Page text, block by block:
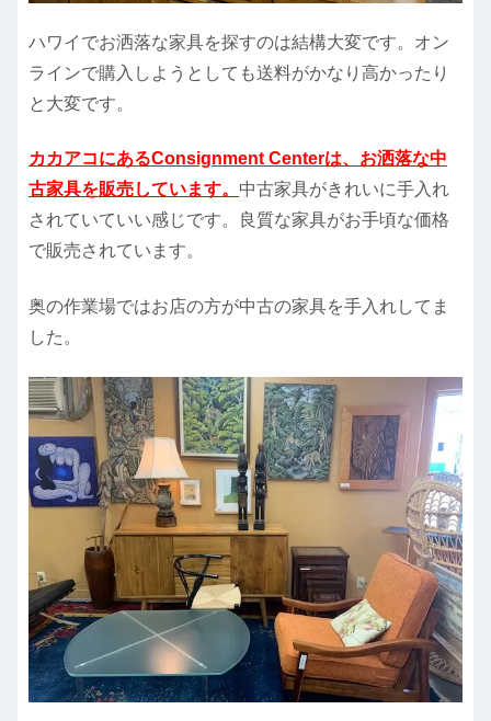
ハワイでお洒落な家具を探すのは結構大変です。オン
ラインで購入しようとしても送料がかなり高かったり
と大変です。
カカアコにあるConsignment Centerは、お洒落な中
古家具を販売しています。 中古家具がきれいに手入れ
されていていい感じです。良質な家具がお手頃な価格
で販売されています。
奥の作業場ではお店の方が中古の家具を手入れしてま
した。